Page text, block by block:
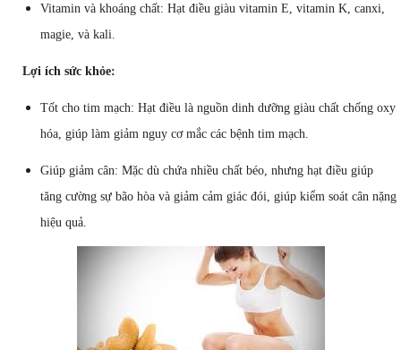
Vitamin và khoáng chất: Hạt điều giàu vitamin E, vitamin K, canxi,
magie, và kali.
Lợi ích sức khỏe:
Tốt cho tim mạch: Hạt điều là nguồn dinh dưỡng giàu chất chống oxy
hóa, giúp làm giảm nguy cơ mắc các bệnh tim mạch.
Giúp giảm cân: Mặc dù chứa nhiều chất béo, nhưng hạt điều giúp
tăng cường sự bão hòa và giảm cảm giác đói, giúp kiểm soát cân nặng
hiệu quả.